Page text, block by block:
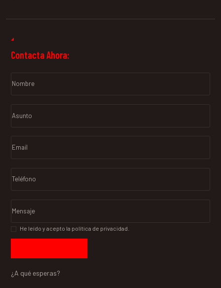
Contacta Ahora:
He leído y acepto la política de privacidad.
¿A qué esperas?